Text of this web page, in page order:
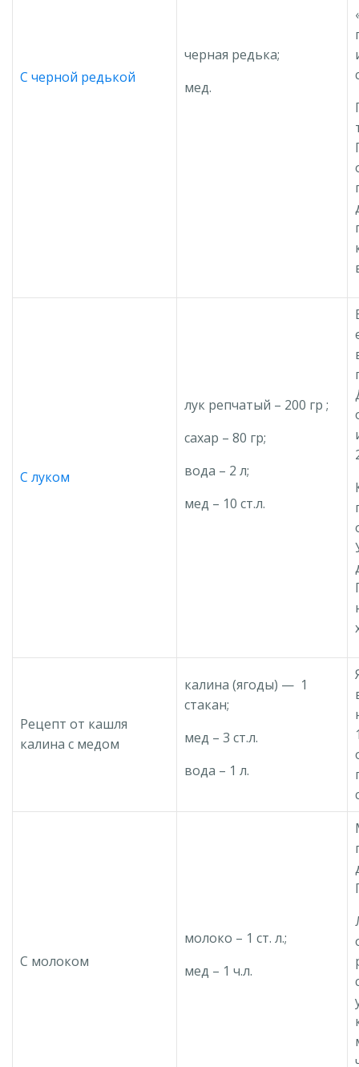
С черной редькой
черная редька;
мед.
С луком
лук репчатый – 200 гр ;
сахар – 80 гр;
вода – 2 л;
мед – 10 ст.л.
Рецепт от кашля
калина с медом
калина (ягоды) — 1
стакан;
мед – 3 ст.л.
вода – 1 л.
С молоком
молоко – 1 ст. л.;
мед – 1 ч.л.